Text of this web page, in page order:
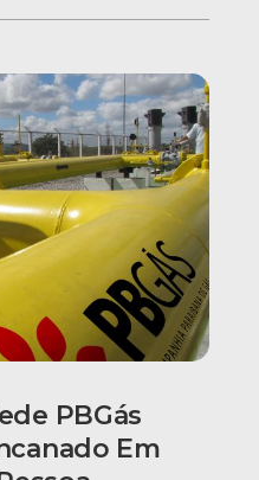
PBGás
Em